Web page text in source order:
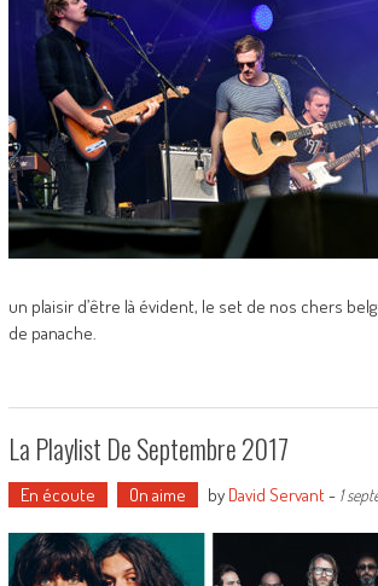
un plaisir d’être là évident, le set de nos chers
de panache.
La Playlist De Septembre 2017
En écoute On aime by David Servant- 1